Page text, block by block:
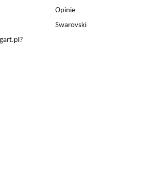
Opinie
Swarovski